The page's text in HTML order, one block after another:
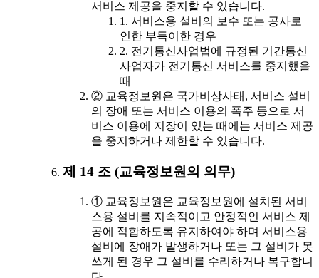
서비스 제공을 중지할 수 있습니다.
1. 서비스용 설비의 보수 또는 공사로
인한 부득이한 경우
2. 전기통신사업법에 규정된 기간통신
사업자가 전기통신 서비스를 중지했을
때
② 교육정보원은 국가비상사태, 서비스 설비
의 장애 또는 서비스 이용의 폭주 등으로 서
비스 이용에 지장이 있는 때에는 서비스 제공
을 중지하거나 제한할 수 있습니다.
제 14 조 (교육정보원의 의무)
① 교육정보원은 교육정보원에 설치된 서비
스용 설비를 지속적이고 안정적인 서비스 제
공에 적합하도록 유지하여야 하며 서비스용
설비에 장애가 발생하거나 또는 그 설비가 못
쓰게 된 경우 그 설비를 수리하거나 복구합니